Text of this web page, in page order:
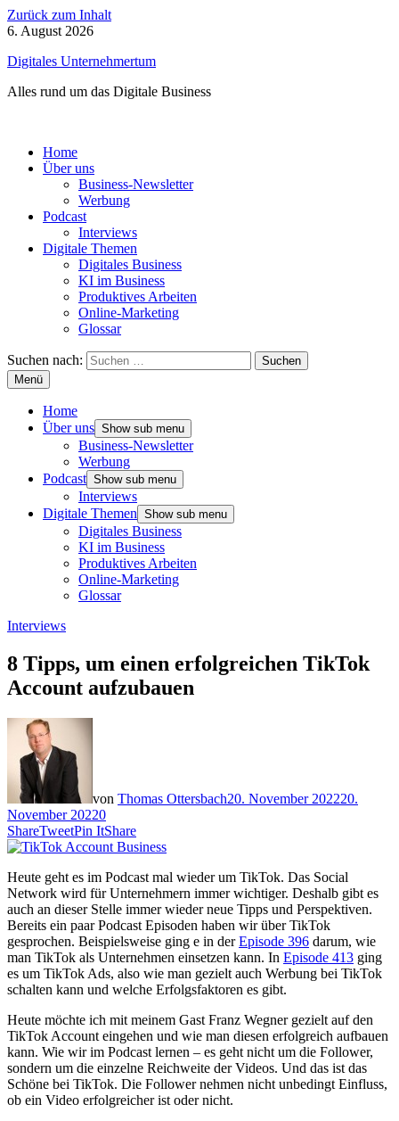
Zurück zum Inhalt
6. August 2026
Digitales Unternehmertum
Alles rund um das Digitale Business
Home
Über uns
Business-Newsletter
Werbung
Podcast
Interviews
Digitale Themen
Digitales Business
KI im Business
Produktives Arbeiten
Online-Marketing
Glossar
Suchen nach:
Menü
Home
Über uns Show sub menu
Business-Newsletter
Werbung
Podcast Show sub menu
Interviews
Digitale Themen Show sub menu
Digitales Business
KI im Business
Produktives Arbeiten
Online-Marketing
Glossar
Interviews
8 Tipps, um einen erfolgreichen TikTok
Account aufzubauen
von Thomas Ottersbach20. November 202220.
November 20220
ShareTweetPin ItShare
Heute geht es im Podcast mal wieder um TikTok. Das Social
Network wird für Unternehmern immer wichtiger. Deshalb gibt es
auch an dieser Stelle immer wieder neue Tipps und Perspektiven.
Bereits ein paar Podcast Episoden haben wir über TikTok
gesprochen. Beispielsweise ging e in derEpisode 396 darum, wie
man TikTok als Unternehmen einsetzen kann. In Episode 413 ging
es um TikTok Ads, also wie man gezielt auch Werbung bei TikTok
schalten kann und welche Erfolgsfaktoren es gibt.
Heute möchte ich mit meinem Gast Franz Wegner gezielt auf den
TikTok Account eingehen und wie man diesen erfolgreich aufbauen
kann. Wie wir im Podcast lernen – es geht nicht um die Follower,
sondern um die einzelne Reichweite der Videos. Und das ist das
Schöne bei TikTok. Die Follower nehmen nicht unbedingt Einfluss,
ob ein Video erfolgreicher ist oder nicht.